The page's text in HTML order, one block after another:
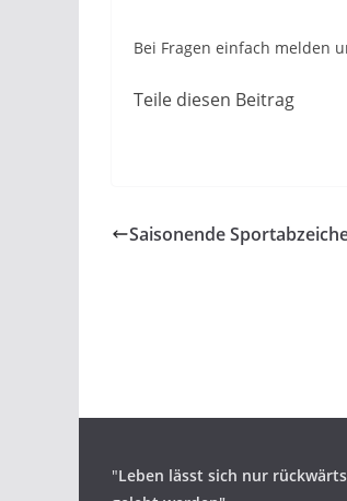
Bei Fragen einfach melden
Teile diesen Beitrag
Saisonende
"Leben lässt sich nur